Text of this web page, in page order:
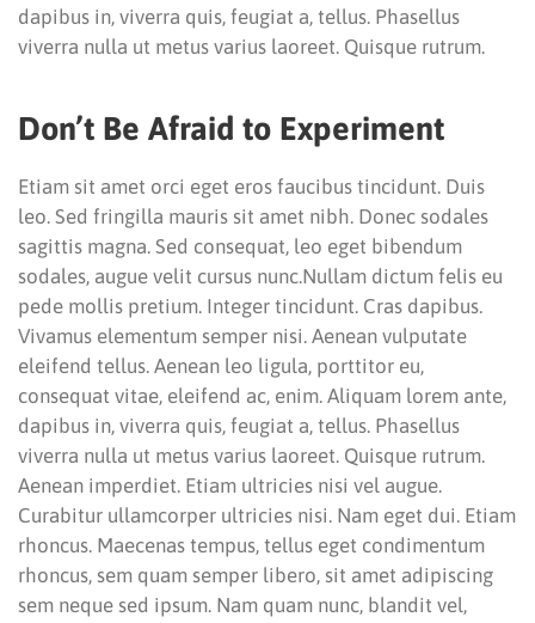
dapibus in, viverra quis, feugiat a, tellus. Phasellus
viverra nulla ut metus varius laoreet. Quisque rutrum.
Don’t Be Afraid to Experiment
Etiam sit amet orci eget eros faucibus tincidunt. Duis
leo. Sed fringilla mauris sit amet nibh. Donec sodales
sagittis magna. Sed consequat, leo eget bibendum
sodales, augue velit cursus nunc.Nullam dictum felis eu
pede mollis pretium. Integer tincidunt. Cras dapibus.
Vivamus elementum semper nisi. Aenean vulputate
eleifend tellus. Aenean leo ligula, porttitor eu,
consequat vitae, eleifend ac, enim. Aliquam lorem ante,
dapibus in, viverra quis, feugiat a, tellus. Phasellus
viverra nulla ut metus varius laoreet. Quisque rutrum.
Aenean imperdiet. Etiam ultricies nisi vel augue.
Curabitur ullamcorper ultricies nisi. Nam eget dui. Etiam
rhoncus. Maecenas tempus, tellus eget condimentum
rhoncus, sem quam semper libero, sit amet adipiscing
sem neque sed ipsum. Nam quam nunc, blandit vel,